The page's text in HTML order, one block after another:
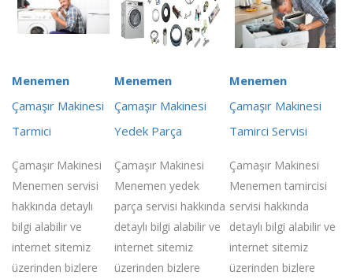
Menemen
Çamaşır Makinesi
Tarmici
Çamaşır Makinesi
Menemen servisi
hakkında detaylı
bilgi alabilir ve
internet sitemiz
üzerinden bizlere
Menemen
Çamaşır Makinesi
Yedek Parça
Çamaşır Makinesi
Menemen yedek
parça servisi hakkında
detaylı bilgi alabilir ve
internet sitemiz
üzerinden bizlere
Menemen
Çamaşır Makinesi
Tamirci Servisi
Çamaşır Makinesi
Menemen tamircisi
servisi hakkında
detaylı bilgi alabilir ve
internet sitemiz
üzerinden bizlere